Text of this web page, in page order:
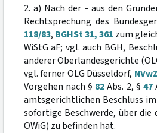
2. a) Nach der - aus den
Rechtsprechung des
118/83, BGHSt 31, 361 zum
WiStG aF; vgl. auch BGH,
anderer Oberlandesgerichte
vgl. ferner OLG Düsseldorf,
Vorgehen nach § 82Abs. 2, §47
amtsgerichtlichen Beschluss
sofortige Beschwerde, über
OWiG) zu befinden hat.